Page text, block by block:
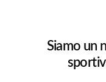
Siamo un